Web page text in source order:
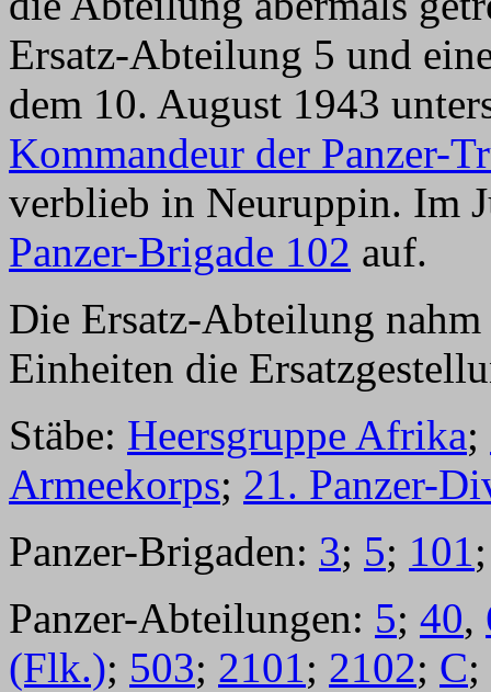
Ersatz-Abteilung 5 und
dem 10. August 1943
Kommandeur der Panzer-
verblieb in Neuruppin. Im
Panzer-Brigade 102 auf.
Die Ersatz-Abteilung
Einheiten die
Stäbe: Heersgruppe Afrika;
Armeekorps; 21. Panzer-
Panzer-Brigaden: 3; 5; 101
Panzer-Abteilungen: 5; 40,
(Flk.); 503; 2101; 2102; C;